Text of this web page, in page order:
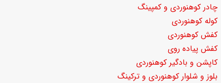
چادر کوهنوردی و کمپینگ
کوله کوهنوردی
کفش کوهنوردی
کفش پیاده روی
کاپشن و بادگیر کوهنوردی
بلوز و شلوار کوهنوردی و ترکینگ